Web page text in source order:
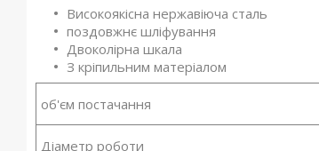
Високоякісна нержавіюча сталь
поздовжнє шліфування
Двоколірна шкала
З кріпильним матеріалом
об'єм постачання
Діаметр роботи